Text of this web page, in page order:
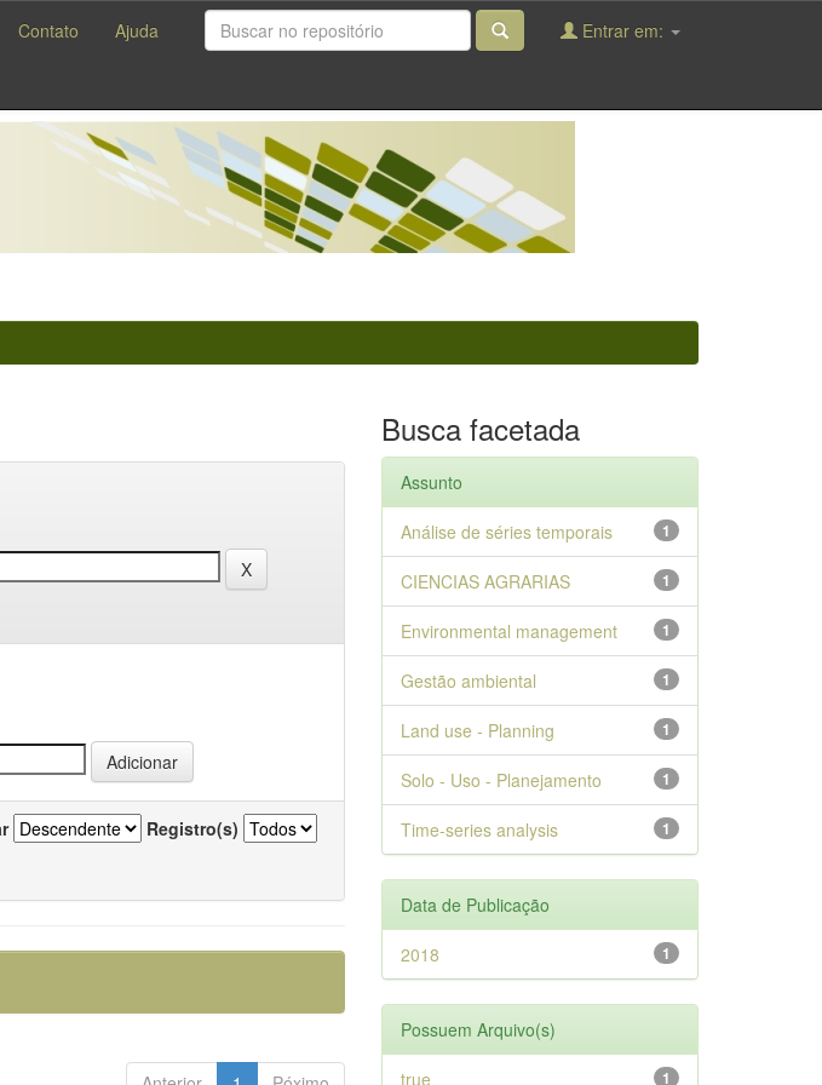
Contato Ajuda Entrar em:
Registro(s)
Busca facetada
Assunto
1
Análise de séries temporais
1
CIENCIAS AGRARIAS
1
Environmental management
1
Gestão ambiental
1
Land use - Planning
1
Solo - Uso - Planejamento
1
Time-series analysis
Data de Publicação
1
2018
Possuem Arquivo(s)
1
true